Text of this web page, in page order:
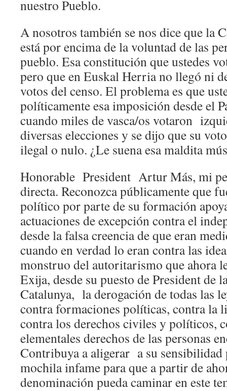
nuestro Pueblo.
A nosotros también se nos dice que la
está por encima de la voluntad de las
pueblo. Esa constitución que ustedes
pero que en Euskal Herria no llegó ni
votos del censo. El problema es que
políticamente esa imposición desde el
cuando miles de vasca/os votaron
diversas elecciones y se dijo que su
ilegal o nulo. ¿Le suena esa maldita
Honorable President Artur Más, mi
directa. Reconozca públicamente que
político por parte de su formación
actuaciones de excepción contra el
desde la falsa creencia de que eran
cuando en verdad lo eran contra las
monstruo del autoritarismo que ahora
Exija, desde su puesto de President de
Catalunya, la derogación de todas las
contra formaciones políticas, contra la
contra los derechos civiles y políticos,
elementales derechos de las personas
Contribuya a aligerar a su sensibilidad
mochila infame para que a partir de
denominación pueda caminar en este